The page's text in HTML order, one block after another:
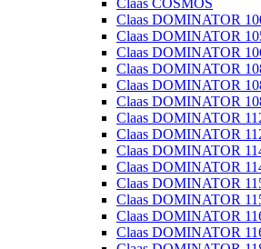
Claas COSMOS
Claas DOMINATOR
Claas DOMINATOR
Claas DOMINATOR
Claas DOMINATOR
Claas DOMINATOR
Claas DOMINATOR
Claas DOMINATOR
Claas DOMINATOR
Claas DOMINATOR
Claas DOMINATOR
Claas DOMINATOR
Claas DOMINATOR
Claas DOMINATOR
Claas DOMINATOR